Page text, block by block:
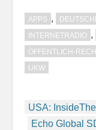
APPS ,
INTERNETRADIO ,
ÖFFENTLICH-
UKW
USA:
Echo Global